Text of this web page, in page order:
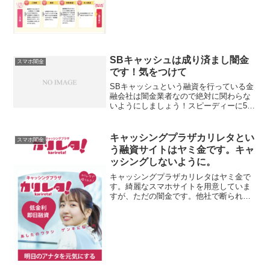
スマホ闇金
SBキャッシュは成り済まし闇金
です！気をつけて
SBキャッシュという融資を行っている金
融会社は闇金業者なので絶対に関わらな
いようにしましょう！スピーディーに50
てくれる事はありえません。
スマホ闇金
キャッシングプラザカリレタとい
う融資サイトはヤミ金です。キャ
ッシングしないように。
キャッシングプラザカリレタはヤミ金で
す。綺麗なスマホサイトを用意していま
すが、ただの闇金です。他社で断られた